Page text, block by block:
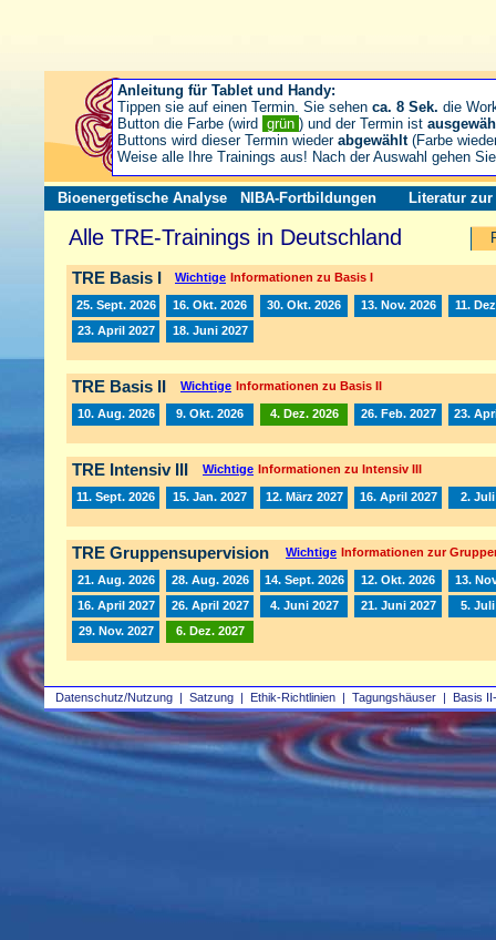
Datenschutz/Nutzung | Satzung | Ethik-Richtlinien | Tagungshäuser | Basis
Bioenergetische Analyse NIBA-Fortbildungen Literatur zur
Alle TRE-Trainings in Deutschland
TRE Basis I Wichtige Informationen zu Basis I
25. Sept. 2026 16. Okt. 2026 30. Okt. 2026 13. Nov. 2026
11.
23. April 2027
18. Juni 2027
TRE Basis II Wichtige Informationen zu Basis II
10. Aug. 2026 9. Okt. 2026 4. Dez. 2026 26. Feb. 2027 23.
TRE Intensiv III Wichtige Informationen zu Intensiv III
11. Sept. 2026 15. Jan. 2027 12. März 2027 16. April 2027 2. Juli
TRE Gruppensupervision Wichtige Informationen zur
21. Aug. 2026 28. Aug. 2026 14. Sept. 2026 12. Okt. 2026
13.
16. April 2027
26. April 2027 4. Juni 2027 21. Juni 2027
5. Juli
29. Nov. 2027
6. Dez. 2027
Anleitung für Tablet und Handy:
Tippen sie auf einen Termin. Sie sehen ca. 8 Sek. die
Button die Farbe (wird grün ) und der Termin ist
Buttons wird dieser Termin wieder abgewählt(Farbe
Weise alle Ihre Trainings aus! Nach der Auswahl gehen